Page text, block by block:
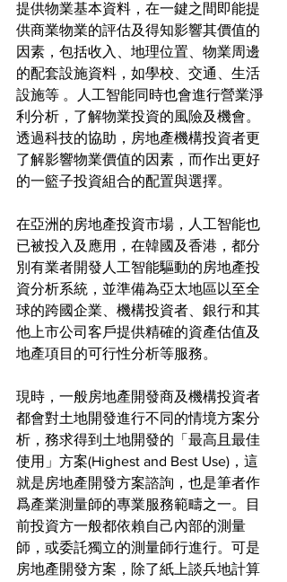
提供物業基本資料，在一鍵之間即能提
供商業物業的評估及得知影響其價值的
因素，包括收入、地理位置、物業周邊
的配套設施資料，如學校、交通、生活
設施等 。人工智能同時也會進行營業淨
利分析，了解物業投資的風險及機會。
透過科技的協助，房地產機構投資者更
了解影響物業價值的因素，而作出更好
的一籃子投資組合的配置與選擇。
在亞洲的房地產投資市場，人工智能也
已被投入及應用，在韓國及香港，都分
別有業者開發人工智能驅動的房地產投
資分析系統，並準備為亞太地區以至全
球的跨國企業、機構投資者、銀行和其
他上市公司客戶提供精確的資產估值及
地產項目的可行性分析等服務。
現時，一般房地產開發商及機構投資者
都會對土地開發進行不同的情境方案分
析，務求得到土地開發的「最高且最佳
使用」方案(Highest and Best Use)，這
就是房地產開發方案諮詢，也是筆者作
爲產業測量師的專業服務範疇之一。目
前投資方一般都依賴自己內部的測量
師，或委託獨立的測量師行進行。可是
房地產開發方案，除了紙上談兵地計算